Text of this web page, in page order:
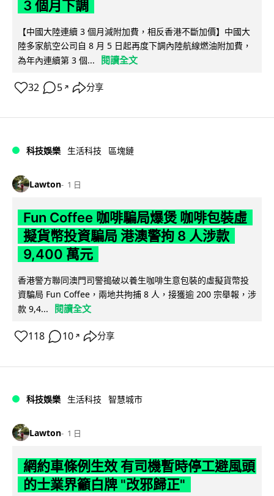
3 個月下調
【中國大陸連續 3 個月減附加費，相反香港不斷加價】中國大
陸多家航空公司自 8 月 5 日起再度下調內陸航線燃油附加費，
為年內連續第 3 個...
閱讀全文
32 5 ↗ 分享
科技娛樂 生活科技 區塊鏈
Lawton 1 日
Fun Coffee 咖啡騙局爆煲 咖啡包裝虛
擬貨幣投資騙局 港澳警拘 8 人涉款
9,400 萬元
香港警方聯同澳門司警搗破以養生咖啡生意包裝的虛擬貨幣投
資騙局 Fun Coffee，兩地共拘捕 8 人，接獲逾 200 宗舉報，涉
款 9,4...
閱讀全文
118 10 ↗ 分享
科技娛樂 生活科技 智慧城市
Lawton 1 日
網約車條例生效 有司機暫時停工避風頭
的士業界籲白牌 "改邪歸正"